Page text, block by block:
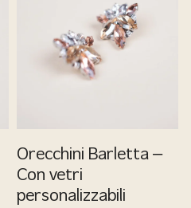
Orecchini Barletta –
Con vetri
personalizzabili